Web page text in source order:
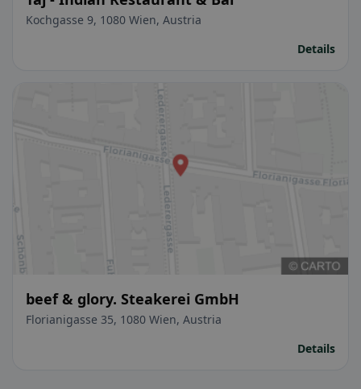
Kochgasse 9, 1080 Wien, Austria
Details
beef & glory. Steakerei GmbH
Florianigasse 35, 1080 Wien, Austria
Details